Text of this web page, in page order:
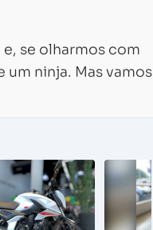
se olharmos com
ninja. Mas vamos